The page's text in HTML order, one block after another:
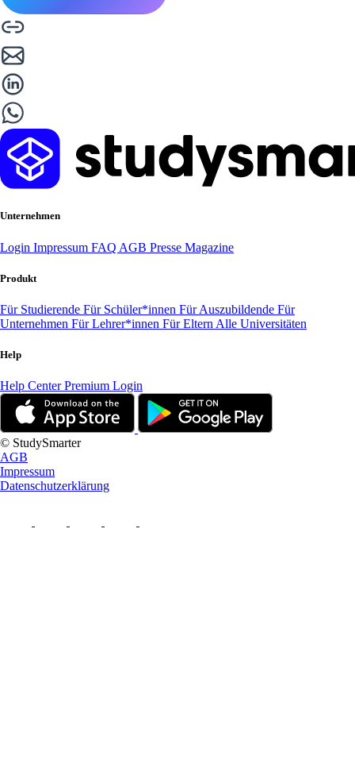
Unternehmen
Login Impressum FAQ AGB Presse Magazine
Produkt
Für Studierende Für Schüler*innen Für Auszubildende Für
Unternehmen Für Lehrer*innen Für Eltern Alle Universitäten
Help
Help CenterPremium Login
© StudySmarter
AGB
Impressum
Datenschutzerklärung